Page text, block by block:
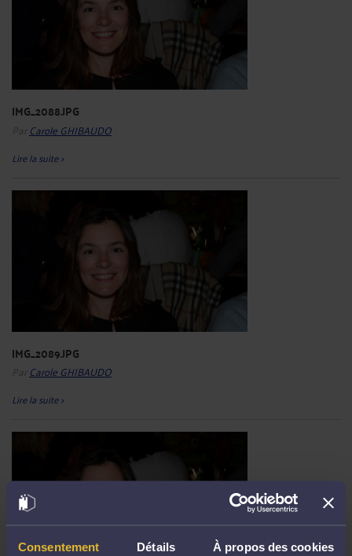
Consentement Détails À propos des cookies
IMG_2088.JPG
Par Carole GHIBAUDO
Lire la suite >
IMG_2089.JPG
Par Carole GHIBAUDO
Lire la suite >